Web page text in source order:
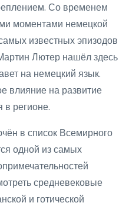
Со временем
моментами немецкой
известных эпизодов
Лютер нашёл здесь
на немецкий язык.
влияние на развитие
в регионе.
в список Всемирного
одной из самых
средневековые
и готической